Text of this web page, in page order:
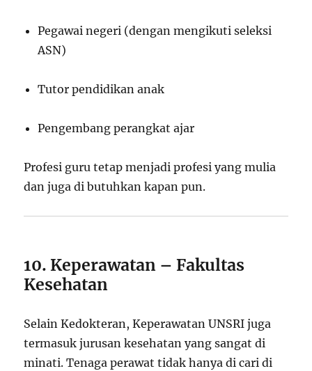
Pegawai negeri (dengan mengikuti seleksi
ASN)
Tutor pendidikan anak
Pengembang perangkat ajar
Profesi guru tetap menjadi profesi yang mulia
dan juga di butuhkan kapan pun.
10. Keperawatan – Fakultas
Kesehatan
Selain Kedokteran, Keperawatan UNSRI juga
termasuk jurusan kesehatan yang sangat di
minati. Tenaga perawat tidak hanya di cari di